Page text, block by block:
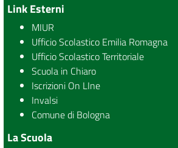
Link Esterni
MIUR
Ufficio Scolastico Emilia Romagna
Ufficio Scolastico Territoriale
Scuola in Chiaro
Iscrizioni On LIne
Invalsi
Comune di Bologna
La Scuola